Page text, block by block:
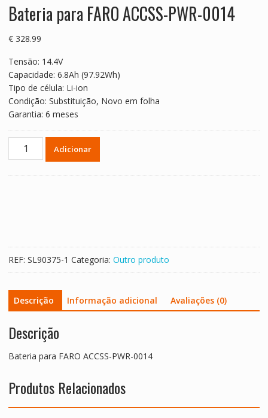
Bateria para FARO ACCSS-PWR-0014
€328.99
Tensão: 14.4V
Capacidade: 6.8Ah (97.92Wh)
Tipo de célula: Li-ion
Condição: Substituição, Novo em folha
Garantia: 6 meses
Quantidade
Adicionar
REF: SL90375-1 Categoria: Outro produto
Descrição Informação adicional Avaliações (0)
Descrição
Bateria para FARO ACCSS-PWR-0014
Produtos Relacionados